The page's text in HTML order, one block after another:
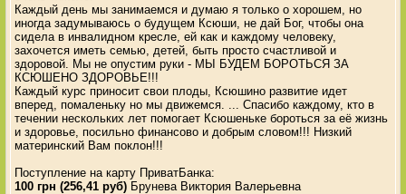
Каждый день мы занимаемся и думаю я только о хорошем, но
иногда задумываюсь о будущем Ксюши, не дай Бог, чтобы она
сидела в инвалидном кресле, ей как и каждому человеку,
захочется иметь семью, детей, быть просто счастливой и
здоровой. Мы не опустим руки - МЫ БУДЕМ БОРОТЬСЯ ЗА
КСЮШЕНО ЗДОРОВЬЕ!!!
Каждый курс приносит свои плоды, Ксюшино развитие идет
вперед, помаленьку но мы движемся. ... Спасибо каждому, кто в
течении нескольких лет помогает Ксюшеньке бороться за её жизнь
и здоровье, посильно финансово и добрым словом!!! Низкий
материнский Вам поклон!!!
Поступление на карту ПриватБанка:
100 грн (256,41 руб) Брунева Виктория Валерьевна